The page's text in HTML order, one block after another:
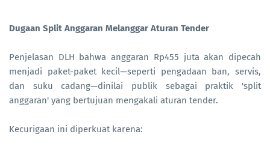
Dugaan Split Anggaran Melanggar Aturan Tender
Penjelasan DLH bahwa anggaran Rp455 juta akan dipecah
menjadi paket-paket kecil—seperti pengadaan ban, servis,
dan suku cadang—dinilai publik sebagai praktik 'split
anggaran' yang bertujuan mengakali aturan tender.
Kecurigaan ini diperkuat karena: